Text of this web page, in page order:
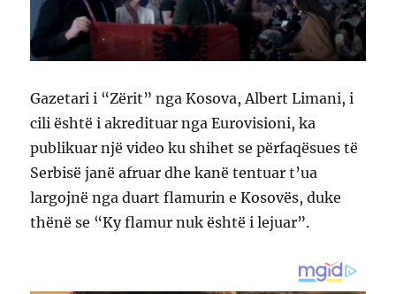
Gazetari i “Zërit” nga Kosova, Albert Limani, i
cili është i akredituar nga Eurovisioni, ka
publikuar një video ku shihet se përfaqësues të
Serbisë janë afruar dhe kanë tentuar t’ua
largojnë nga duart flamurin e Kosovës, duke
thënë se “Ky flamur nuk është i lejuar”.